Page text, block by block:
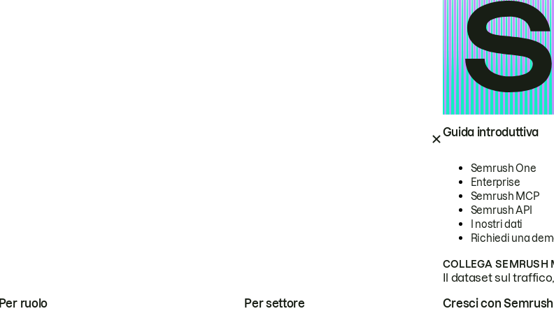
Guida introduttiva
Semrush One
Enterprise
Semrush MCP
Semrush API
I nostri dati
Richiedi una
COLLEGA SEMRUSH
Il dataset sul
Per ruolo Per settore Cresci con Semrush